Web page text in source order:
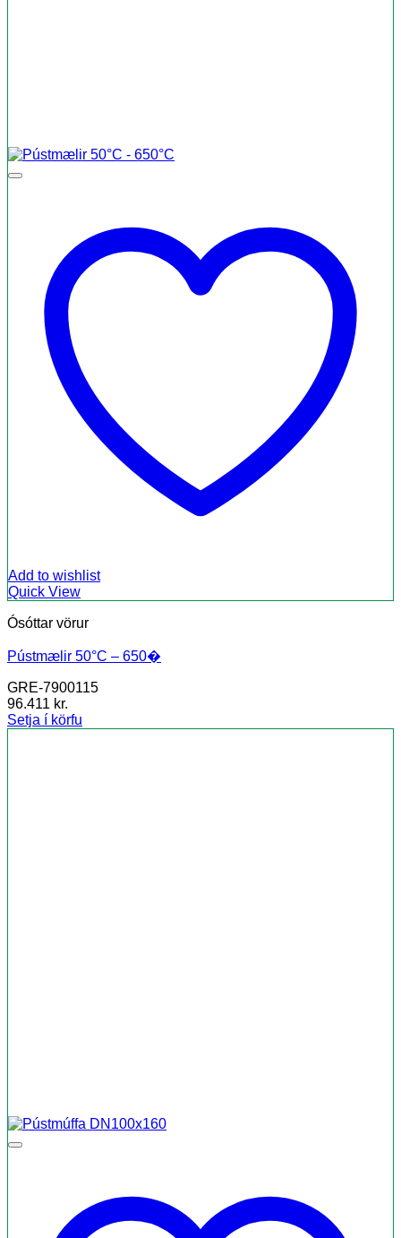
Add to wishlist
Quick View
Ósóttar vörur
Pústmælir 50°C – 650�
GRE-7900115
96.411 kr.
Setja í körfu